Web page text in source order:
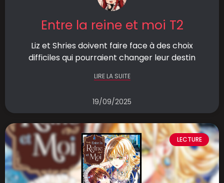
Entre la reine et moi T2
Liz et Shries doivent faire face à des choix
difficiles qui pourraient changer leur destin
LIRE LA SUITE
19/09/2025
LECTURE